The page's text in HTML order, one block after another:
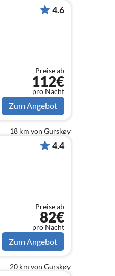
4.6
Preise ab
112€
pro Nacht
Zum Angebot
18 km von Gurskøy
4.4
Preise ab
82€
pro Nacht
Zum Angebot
20 km von Gurskøy